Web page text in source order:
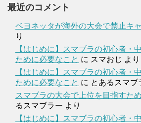
最近のコメント
ベヨネッタが海外の大会で禁止キ
り
【はじめに】スマブラの初心者・
ために必要なこと に スマおじ より
【はじめに】スマブラの初心者・
ために必要なこと に とあるスマブ
スマブラの大会で上位を目指すた
るスマブラー より
【はじめに】スマブラの初心者・